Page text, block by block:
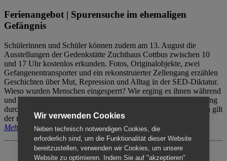
Ferienangebot | Spurensuche im ehemaligen
Gefängnis
Schülerinnen und Schüler können zudem am 13. August die
Ausstellungen der Gedenkstätte Zuchthaus Cottbus zwischen 10
und 17 Uhr kostenlos erkunden. Fotos, Originalobjekte, zwei
Gefangenentransporter und ein rekonstruierter Zellengang erzählen
Geschichten über Mut, Repression und Alltag in der SED-Diktatur.
Wieso wurden Menschen eingesperrt? Wie erging es ihnen während
und nach der Haft? Der Besuch erfolgt individuell ohne Betreuung
durch das Menschenrechtszentrum Cottbus. Für Begleitpersonen gilt
der reguläre Eintritt (8€ / ermäßigt 5€).
Mehr erfahren
Wir verwenden Cookies
Neben technisch notwendigen Cookies, die
erforderlich sind, um die Funktionalität dieser Website
bereitzustellen, verwenden wir Cookies, um unsere
Website zu optimieren. Indem Sie auf "akzeptieren"